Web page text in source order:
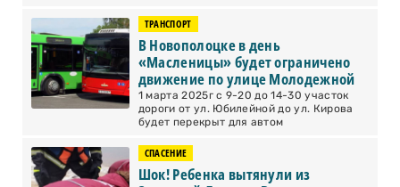
ТРАНСПОРТ
В Новополоцке в день
«Масленицы» будет ограничено
движение по улице Молодежной
1 марта 2025г с 9-20 до 14-30 участок
дороги от ул. Юбилейной до ул. Кирова
будет перекрыт для автом
СПАСЕНИЕ
Шок! Ребенка вытянули из